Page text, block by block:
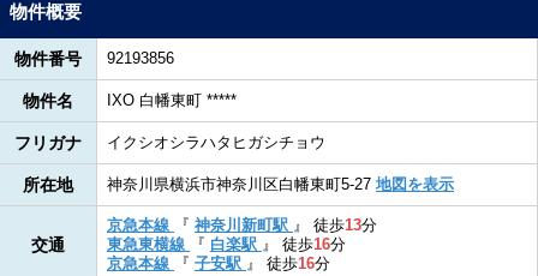
物件概要
物件番号 92193856
物件名 IXO 白幡東町 *****
フリガナ イクシオシラハタヒガシチョウ
所在地 神奈川県横浜市神奈川区白幡東町5-27 地図を表示
交通
京急本線 『 神奈川新町駅 』 徒歩13分
東急東横線
『 白楽駅 』 徒歩16分
京急本線
『 子安駅 』 徒歩16分